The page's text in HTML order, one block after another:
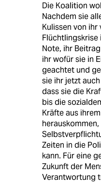
Die Koalition
Nachdem sie
Kulissen von
Note, ihr
ihr wofür sie in
geachtet und
sie ihr jetzt
dass sie die
bis die
Kräfte aus
Zeiten in die
kann. Für eine
Zukunft der
Verantwortung